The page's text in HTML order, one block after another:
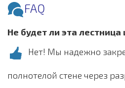
FAQ
Не будет ли эта лестница
Нет! Мы надежно
полнотелой стене через